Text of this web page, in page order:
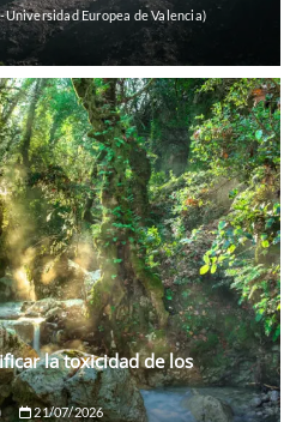
Europea de Valencia)
la toxicidad de los
21/07/2026